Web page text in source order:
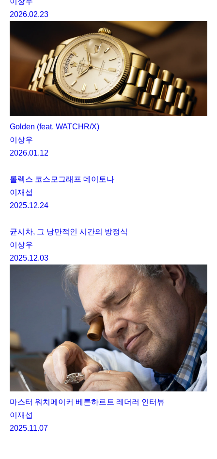
2026.02.23
Golden (feat. WATCHR/X)
이상우
2026.01.12
롤렉스 코스모그래프 데이토나
이재섭
2025.12.24
균시차, 그 낭만적인 시간의 방정식
이상우
2025.12.03
마스터 워치메이커 베른하르트 레더러 인터뷰
이재섭
2025.11.07